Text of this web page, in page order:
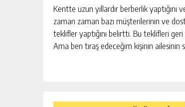
Kentte uzun yıllardır berberlik yaptığını
zaman zaman bazı müşterilerinin ve
teklifler yaptığını belirtti. Bu teklifleri
Ama ben tıraş edeceğim kişinin ailesinin